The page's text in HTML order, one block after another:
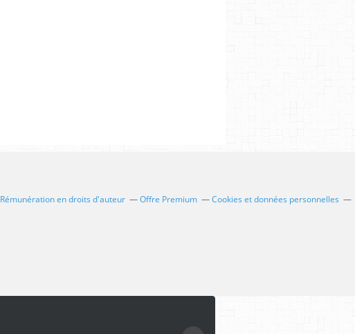
Rémunération en droits d'auteur Offre Premium
Cookies et données personnelles